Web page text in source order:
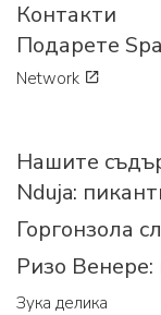
Контакти
Подарете
Network
Нашите
Nduja:
Горгонзола
Ризо Венере:
Зука делика